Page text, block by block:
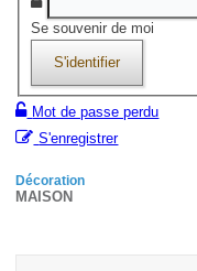
Se souvenir de moi
S'identifier
Mot de passe perdu
S'enregistrer
Décoration
MAISON